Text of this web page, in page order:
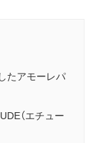
たアモーレパ
（エチュー